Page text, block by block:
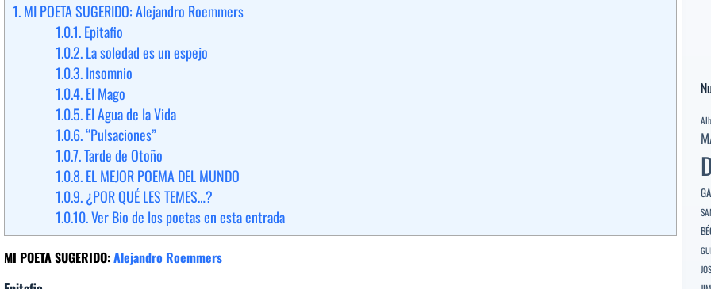
1.MI POETA SUGERIDO: Alejandro Roemmers
1.0.1.Epitafio
1.0.2.La soledad es un espejo
1.0.3.Insomnio
1.0.4.El Mago
1.0.5.El Agua de la Vida
1.0.6.“Pulsaciones”
1.0.7.Tarde de Otoño
1.0.8.EL MEJOR POEMA DEL MUNDO
1.0.9.¿POR QUÉ LES TEMES…?
1.0.10.Ver Bio de los poetas en esta entrada
MI POETA SUGERIDO:Alejandro Roemmers